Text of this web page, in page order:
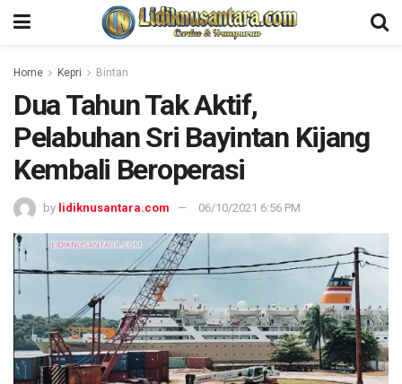
Home Kepri Bintan
Dua Tahun Tak Aktif,
Pelabuhan Sri Bayintan Kijang
Kembali Beroperasi
by lidiknusantara.com 06/10/2021 6:56 PM